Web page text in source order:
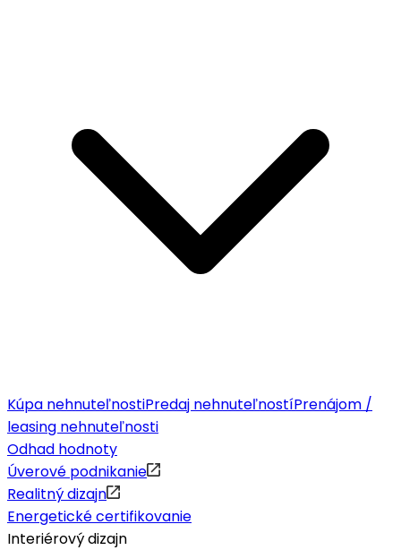
Kúpa nehnuteľnostiPredaj nehnuteľnostíPrenájom /
leasing nehnuteľnosti
Odhad hodnoty
Úverové podnikanie
Realitný dizajn
Energetické certifikovanie
Interiérový dizajn